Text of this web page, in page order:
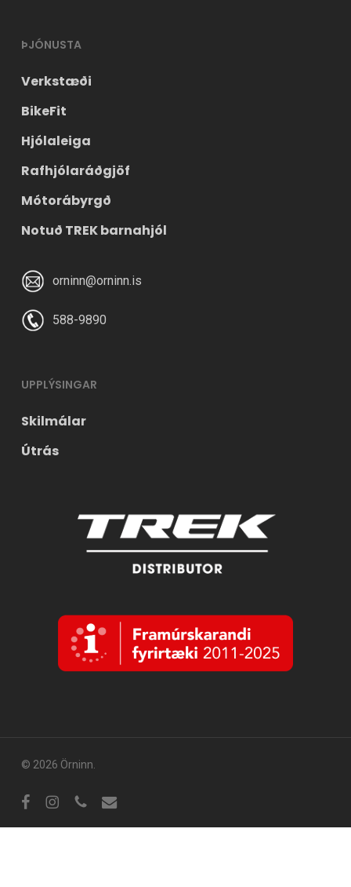
ÞJÓNUSTA
Verkstæði
BikeFit
Hjólaleiga
Rafhjólaráðgjöf
Mótorábyrgð
Notuð TREK barnahjól
orninn@orninn.is
588-9890
UPPLÝSINGAR
Skilmálar
Útrás
© 2026 Örninn.
FacebookInstagram
sími tölvupóstur